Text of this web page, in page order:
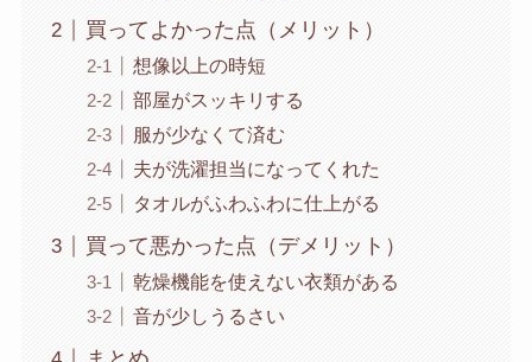
買ってよかった点（メリット）
想像以上の時短
部屋がスッキリする
服が少なくて済む
夫が洗濯担当になってくれた
タオルがふわふわに仕上がる
買って悪かった点（デメリット）
乾燥機能を使えない衣類がある
音が少しうるさい